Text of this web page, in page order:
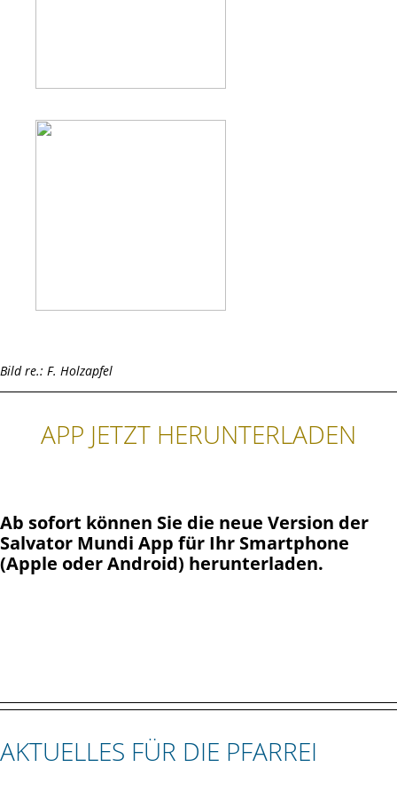
Bild re.: F. Holzapfel
APP JETZT HERUNTERLADEN
Ab sofort können Sie die neue Version der
Salvator Mundi App für Ihr Smartphone
(Apple oder Android) herunterladen.
AKTUELLES FÜR DIE PFARREI